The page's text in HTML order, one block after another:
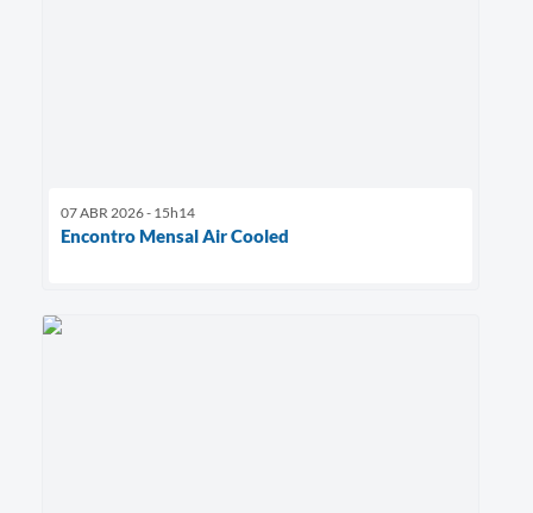
07 ABR 2026 - 15h14
Encontro Mensal Air Cooled